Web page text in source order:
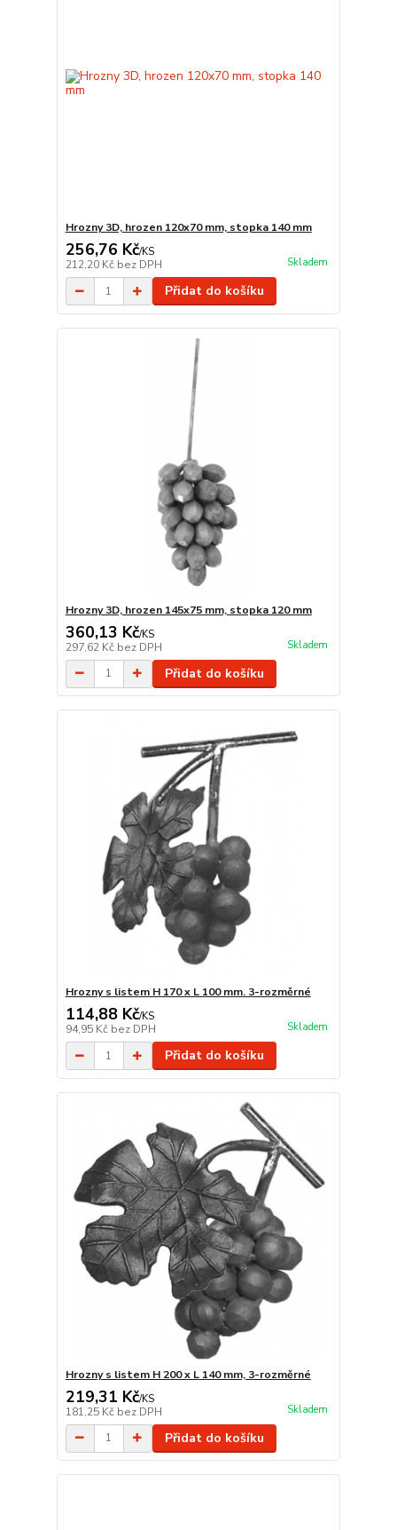
Hrozny 3D, hrozen 120x70 mm, stopka 140 mm
256,76 Kč/KS
212,20 Kč bez DPH Skladem
Přidat do košíku
Hrozny 3D, hrozen 145x75 mm, stopka 120 mm
360,13 Kč/KS
297,62 Kč bez DPH Skladem
Přidat do košíku
Hrozny s listem H 170 x L 100 mm. 3-rozměrné
114,88 Kč/KS
94,95 Kč bez DPH Skladem
Přidat do košíku
Hrozny s listem H 200 x L 140 mm, 3-rozměrné
219,31 Kč/KS
181,25 Kč bez DPH Skladem
Přidat do košíku